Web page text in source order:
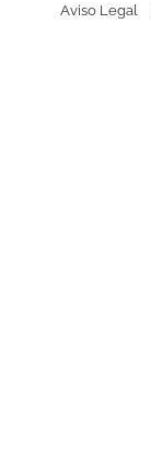
Aviso Legal